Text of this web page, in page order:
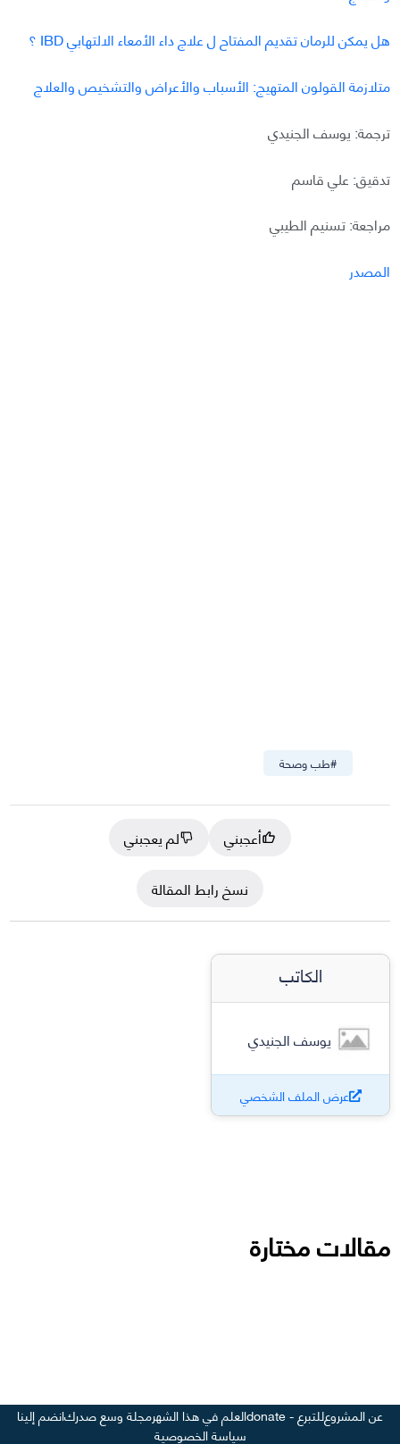
هل يمكن للرمان تقديم المفتاح ل علاج داء الأمعاء الالتهابي ‎ IBD؟
متلازمة القولون المتهيج: الأسباب والأعراض والتشخيص والعلاج
ترجمة: يوسف الجنيدي
تدقيق: علي قاسم
مراجعة: تسنيم الطيبي
المصدر
#طب وصحة
أعجبني
لم يعجبني
نسخ رابط المقالة
الكاتب
يوسف الجنيدي
عرض الملف الشخصي
مقالات مختارة
عن المشروعللتبرع - donate العلم في هذا الشهرمجلة وسع صدركانضم إلينا
سياسة الخصوصية